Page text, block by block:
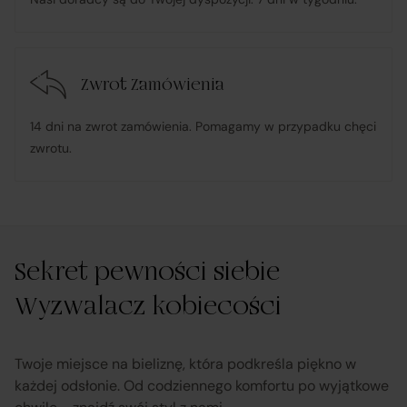
Zwrot Zamówienia
14 dni na zwrot zamówienia. Pomagamy w przypadku chęci
zwrotu.
Sekret pewności siebie
Wyzwalacz kobiecości
Twoje miejsce na bieliznę, która podkreśla piękno w
każdej odsłonie. Od codziennego komfortu po wyjątkowe
lub zwrot środków Klientowi;
udostępnia, na życzenie Klienta, dokumentację
produktową i instrukcje użytkowania w języku polskim;
obsługuje odstąpienie od umowy pośrednictwa;
przekazuje informacje na temat odstąpienia od
umowy sprzedaży;